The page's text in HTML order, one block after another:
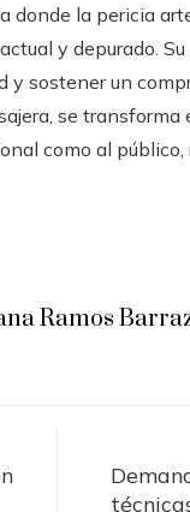
donde la pericia
y depurado.
sostener un
se
como al público,
Ramos